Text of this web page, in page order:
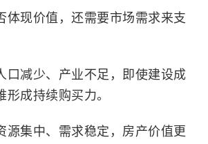
体现价值，还需要市场需求来支
口减少、产业不足，即使建设成
成持续购买力。
源集中、需求稳定，房产价值更